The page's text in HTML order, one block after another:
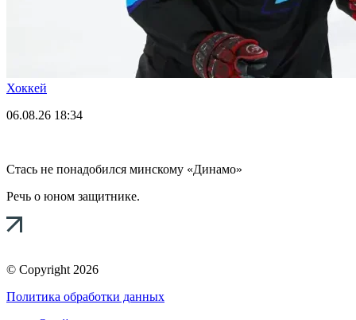
Хоккей
06.08.26 18:34
Стась не понадобился минскому «Динамо»
Речь о юном защитнике.
© Copyright 2026
Политика обработки данных